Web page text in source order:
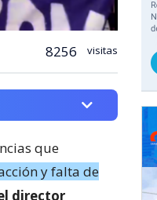
8256 visitas
que
y falta de
director